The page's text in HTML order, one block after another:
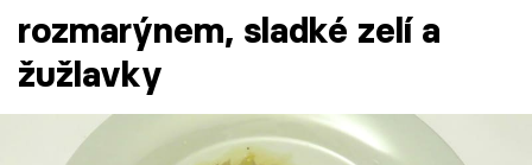
Témata
Recepty
rozmarýnem, sladké zelí a
žužlavky